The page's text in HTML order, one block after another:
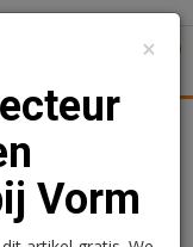
×
Vorm